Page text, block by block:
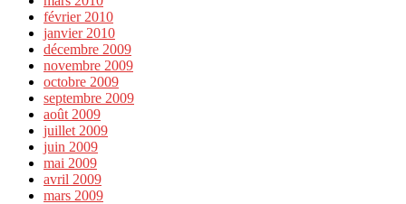
février 2010
janvier 2010
décembre 2009
novembre 2009
octobre 2009
septembre 2009
août 2009
juillet 2009
juin 2009
mai 2009
avril 2009
mars 2009